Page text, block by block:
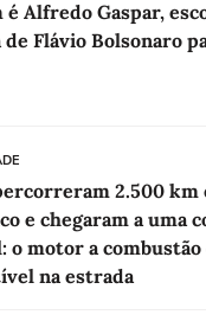
é Alfredo Gaspar,
de Flávio Bolsonaro
2.500 km
e chegaram a uma
o motor a
na estrada